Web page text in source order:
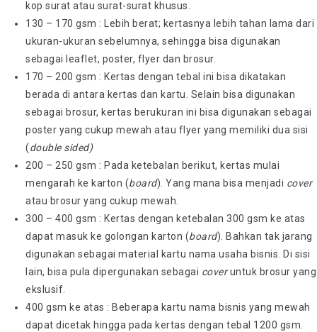
kop surat atau surat-surat khusus.
130 – 170 gsm : Lebih berat; kertasnya lebih tahan lama dari
ukuran-ukuran sebelumnya, sehingga bisa digunakan
sebagai leaflet, poster, flyer dan brosur.
170 – 200 gsm : Kertas dengan tebal ini bisa dikatakan
berada di antara kertas dan kartu. Selain bisa digunakan
sebagai brosur, kertas berukuran ini bisa digunakan sebagai
poster yang cukup mewah atau flyer yang memiliki dua sisi
(double sided)
200 – 250 gsm : Pada ketebalan berikut, kertas mulai
mengarah ke karton (board). Yang mana bisa menjadi cover
atau brosur yang cukup mewah.
300 – 400 gsm : Kertas dengan ketebalan 300 gsm ke atas
dapat masuk ke golongan karton (board). Bahkan tak jarang
digunakan sebagai material kartu nama usaha bisnis. Di sisi
lain, bisa pula dipergunakan sebagai coveruntuk brosur yang
ekslusif.
400 gsm ke atas : Beberapa kartu nama bisnis yang mewah
dapat dicetak hingga pada kertas dengan tebal 1200 gsm.